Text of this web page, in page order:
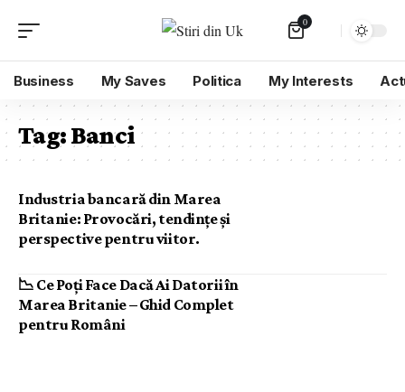
0
Business My Saves Politica My Interests
Tag:Banci
Industria bancară din Marea
Britanie: Provocări, tendințe și
perspective pentru viitor.
📉 Ce Poți Face Dacă Ai Datorii în
Marea Britanie – Ghid Complet
pentru Români